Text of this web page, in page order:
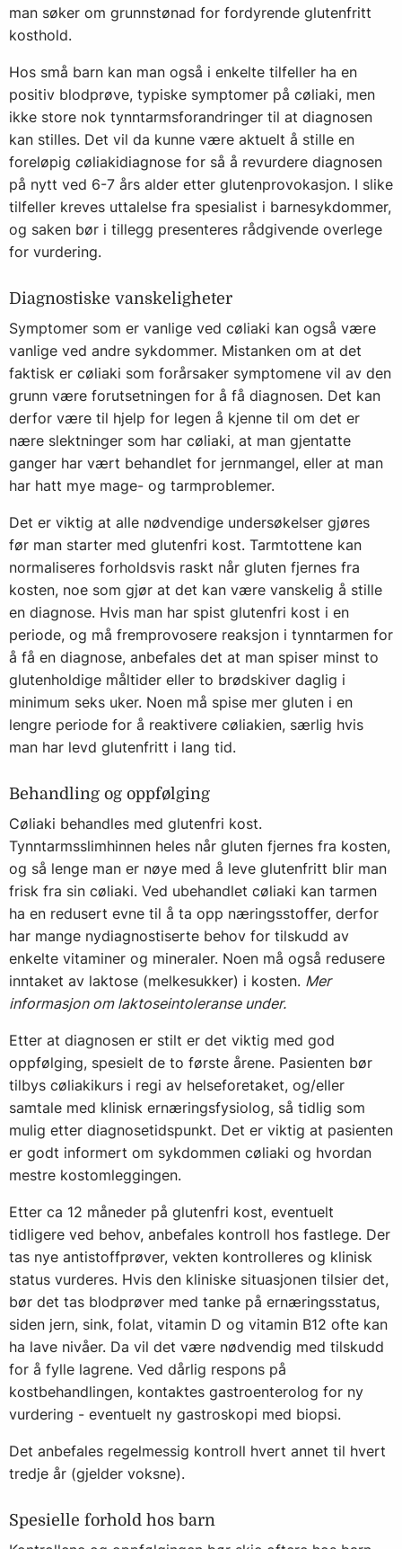
man søker om grunnstønad for fordyrende glutenfritt
kosthold.
Hos små barn kan man også i enkelte tilfeller ha en
positiv blodprøve, typiske symptomer på cøliaki, men
ikke store nok tynntarmsforandringer til at diagnosen
kan stilles. Det vil da kunne være aktuelt å stille en
foreløpig cøliakidiagnose for så å revurdere diagnosen
på nytt ved 6-7 års alder etter glutenprovokasjon. I slike
tilfeller kreves uttalelse fra spesialist i barnesykdommer,
og saken bør i tillegg presenteres rådgivende overlege
for vurdering.
Diagnostiske vanskeligheter
Symptomer som er vanlige ved cøliaki kan også være
vanlige ved andre sykdommer. Mistanken om at det
faktisk er cøliaki som forårsaker symptomene vil av den
grunn være forutsetningen for å få diagnosen. Det kan
derfor være til hjelp for legen å kjenne til om det er
nære slektninger som har cøliaki, at man gjentatte
ganger har vært behandlet for jernmangel, eller at man
har hatt mye mage- og tarmproblemer.
Det er viktig at alle nødvendige undersøkelser gjøres
før man starter med glutenfri kost. Tarmtottene kan
normaliseres forholdsvis raskt når gluten fjernes fra
kosten, noe som gjør at det kan være vanskelig å stille
en diagnose. Hvis man har spist glutenfri kost i en
periode, og må fremprovosere reaksjon i tynntarmen for
å få en diagnose, anbefales det at man spiser minst to
glutenholdige måltider eller to brødskiver daglig i
minimum seks uker. Noen må spise mer gluten i en
lengre periode for å reaktivere cøliakien, særlig hvis
man har levd glutenfritt i lang tid.
Behandling og oppfølging
Cøliaki behandles med glutenfri kost.
Tynntarmsslimhinnen heles når gluten fjernes fra kosten,
og så lenge man er nøye med å leve glutenfritt blir man
frisk fra sin cøliaki. Ved ubehandlet cøliaki kan tarmen
ha en redusert evne til å ta opp næringsstoffer, derfor
har mange nydiagnostiserte behov for tilskudd av
enkelte vitaminer og mineraler. Noen må også redusere
inntaket av laktose (melkesukker) i kosten. Mer
informasjon om laktoseintoleranse under.
Etter at diagnosen er stilt er det viktig med god
oppfølging, spesielt de to første årene. Pasienten bør
tilbys cøliakikurs i regi av helseforetaket, og/eller
samtale med klinisk ernæringsfysiolog, så tidlig som
mulig etter diagnosetidspunkt. Det er viktig at pasienten
er godt informert om sykdommen cøliaki og hvordan
mestre kostomleggingen.
Etter ca 12 måneder på glutenfri kost, eventuelt
tidligere ved behov, anbefales kontroll hos fastlege. Der
tas nye antistoffprøver, vekten kontrolleres og klinisk
status vurderes. Hvis den kliniske situasjonen tilsier det,
bør det tas blodprøver med tanke på ernæringsstatus,
siden jern, sink, folat, vitamin D og vitamin B12 ofte kan
ha lave nivåer. Da vil det være nødvendig med tilskudd
for å fylle lagrene. Ved dårlig respons på
kostbehandlingen, kontaktes gastroenterolog for ny
vurdering - eventuelt ny gastroskopi med biopsi.
Det anbefales regelmessig kontroll hvert annet til hvert
tredje år (gjelder voksne).
Spesielle forhold hos barn